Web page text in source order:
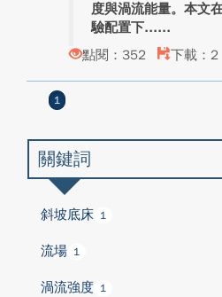
度與渦流能量。本文
驗配置下...
點閱：352
下載：2
1
關鍵詞
斜坡底床 1
流場 1
渦流強度 1